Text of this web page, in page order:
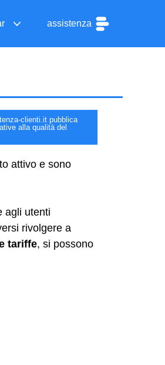
assistenza
clienti.it pubblica
alla qualità del
attivo e sono
agli utenti
rivolgere a
tariffe, si possono